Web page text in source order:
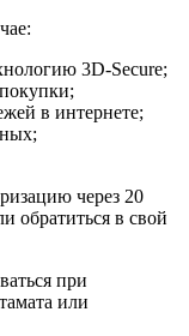
3D-Secure;
в интернете;
через 20
обратиться в свой
при
или